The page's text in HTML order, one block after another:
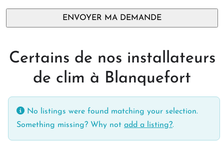
Certains de nos installateurs
de clim à Blanquefort
No listings were found matching your selection.
Something missing? Why not add a listing?.